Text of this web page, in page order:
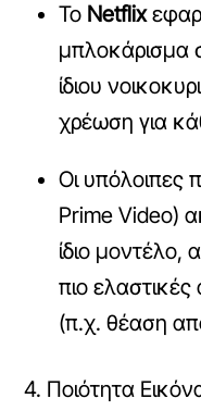
Το Netflix
μπλοκάρισμα
ίδιου
χρέωση για
Οι υπόλοιπες
Prime Video)
ίδιο
πιο
(π.χ. θέαση
4. Ποιότητα